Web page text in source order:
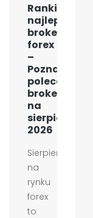
Ranking
najlepszych
brokerów
forex
–
Poznaj
polecanych
brokerów
na
sierpień
2026
Sierpień
na
rynku
forex
to